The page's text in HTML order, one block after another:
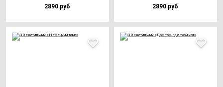
2890 руб 2890 руб